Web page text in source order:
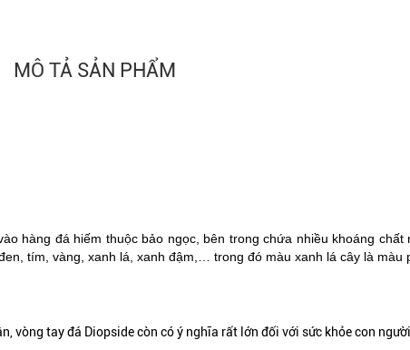
MÔ TẢ SẢN PHẨM
hàng đá hiếm thuộc bảo ngọc, bên trong chứa nhiều khoáng chất
tím, vàng, xanh lá, xanh đậm,… trong đó màu xanh lá cây là màu
vòng tay đá Diopside còn có ý nghĩa rất lớn đối với sức khỏe con